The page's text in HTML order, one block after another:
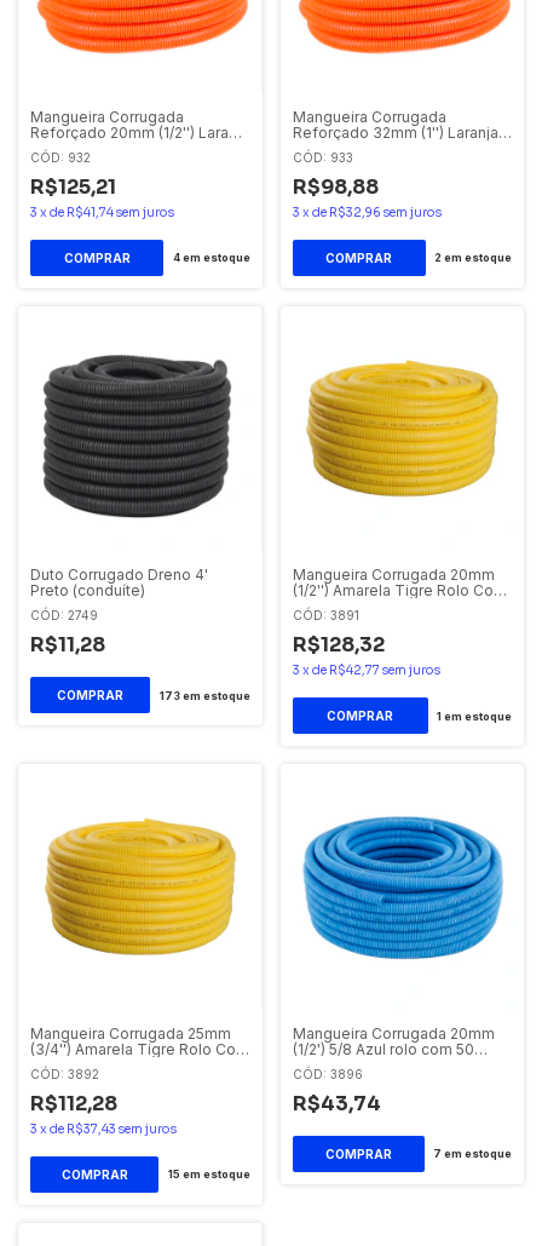
Mangueira Corrugada
Reforçado 20mm (1/2'') Laranja
rolo com 50 metros
CÓD: 932
R$125,21
3 x de R$41,74sem juros
4em estoque
Mangueira Corrugada
Reforçado 32mm (1'') Laranja
rolo com 25 metros
CÓD: 933
R$98,88
3 x de R$32,96 sem juros
2 em estoque
Duto Corrugado Dreno 4'
Preto (conduíte)
CÓD: 2749
R$11,28
173em estoque
Mangueira Corrugada 20mm
(1/2'') Amarela Tigre Rolo Com
25 Metros
CÓD: 3891
R$128,32
3 x de R$42,77 sem juros
1 em estoque
Mangueira Corrugada 25mm
(3/4'') Amarela Tigre Rolo Com
50 Metros
CÓD: 3892
R$112,28
3 x de R$37,43 sem juros
15 em estoque
Mangueira Corrugada 20mm
(1/2') 5/8 Azul rolo com 50
metros
CÓD: 3896
R$43,74
7 em estoque